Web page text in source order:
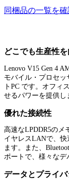
同梱品の一覧を確
どこでも生産性
Lenovo V15 Gen 4
モバイル・プロセ
トPC です。オフィ
せるパワーを提供し
優れた接続性
高速なLPDDR5のメ
イヤレスLANで、快
ます。また、
ポートで、様々なデ
データとプライ